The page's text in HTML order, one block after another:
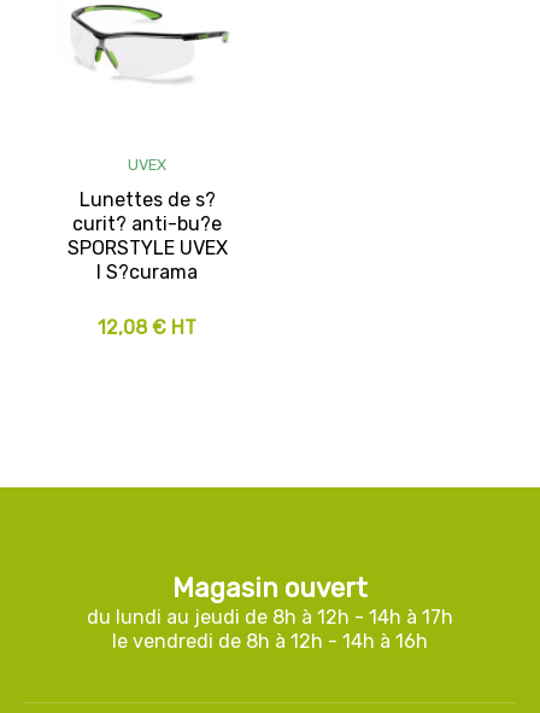
UVEX
Lunettes de s?
curit? anti-bu?e
SPORSTYLE UVEX
I S?curama
12,08 € HT
Magasin ouvert
du lundi au jeudi de 8h à 12h - 14h à 17h
le vendredi de 8h à 12h - 14h à 16h